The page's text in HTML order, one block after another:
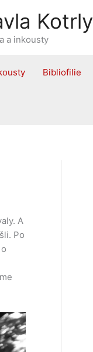
Kotrly
a inkousty
Bibliofilie
A
Po